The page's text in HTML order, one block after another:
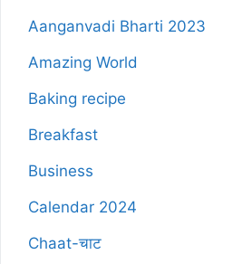
Aanganvadi Bharti 2023
Amazing World
Baking recipe
Breakfast
Business
Calendar 2024
Chaat-चाट